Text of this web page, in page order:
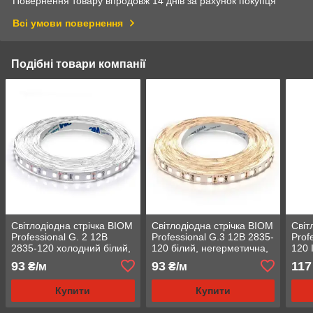
Всі умови повернення
Подібні товари компанії
Світлодіодна стрічка BIOM
Professional G. 2 12В
2835-120 холодний білий,
93 ₴/м
Купити
Світлодіодна стрічка BIOM
Professional G.3 12В 2835-
120 білий, негерметична,
93₴/м
Купити
120
117